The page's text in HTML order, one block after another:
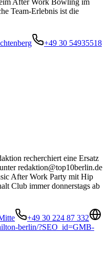
Team-Erlebnis ist die
+49 30 54935518
recherchiert eine Ersatz
redaktion@top10berlin.de
After Work Party mit Hip
Club immer donnerstags ab
+49 30 224 87 332
berlin/?SEO_id=GMB-